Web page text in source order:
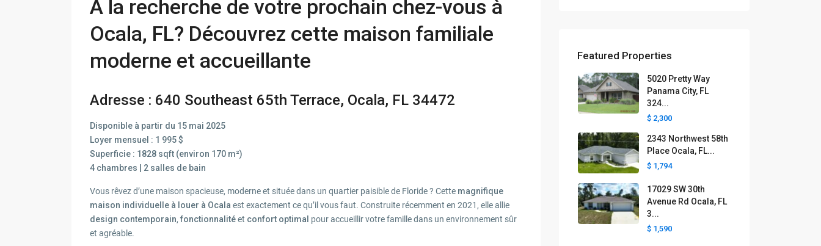
À la recherche de votre prochain chez-vous à
Ocala, FL? Découvrez cette maison familiale
moderne et accueillante
Adresse : 640 Southeast 65th Terrace, Ocala, FL 34472
Disponible à partir du 15 mai 2025
Loyer mensuel : 1 995 $
Superficie : 1828 sqft (environ 170 m²)
4 chambres | 2 salles de bain
Vous rêvez d’une maison spacieuse, moderne et située dans un quartier paisible de Floride ? Cette magnifique
maison individuelle à louer à Ocala est exactement ce qu’il vous faut. Construite récemment en 2021, elle allie
design contemporain, fonctionnalitéet confort optimal pour accueillir votre famille dans un environnement sûr
et agréable.
Featured Properties
5020 Pretty Way
Panama City, FL
324...
$ 2,300
2343 Northwest 58th
Place Ocala, FL...
$ 1,794
17029 SW 30th
Avenue Rd Ocala, FL
3...
$ 1,590